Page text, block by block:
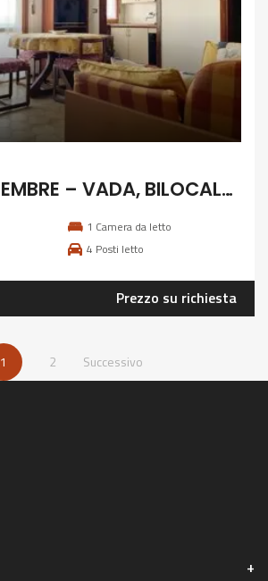
110A – SETTEMBRE – VADA, BILOCALE 4 POSTI
1 Camera da letto
4 Posti letto
Prezzo su richiesta
1 2 Successivo